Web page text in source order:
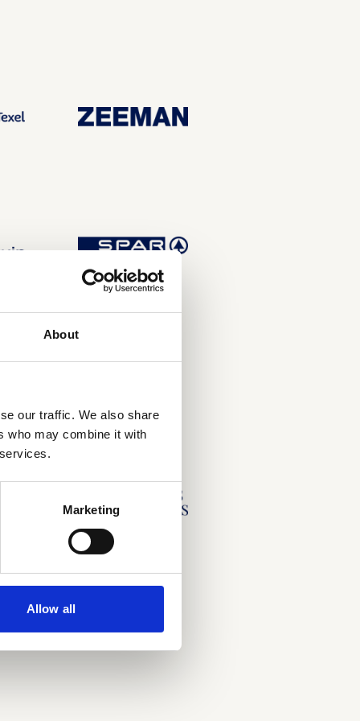
About
our traffic. We also share
who may combine it with
Marketing
Allow all